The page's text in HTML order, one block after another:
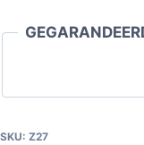
12V
SKU: Z27